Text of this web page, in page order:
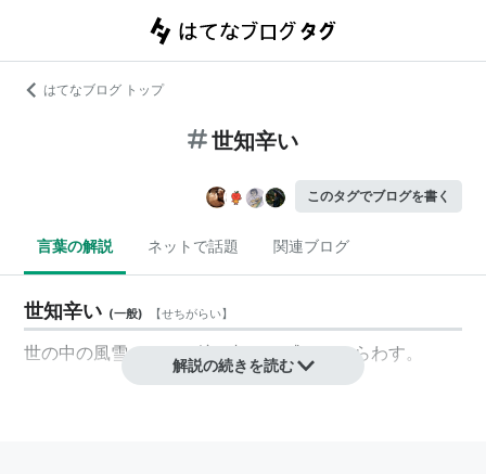
はてなブログ トップ
世知辛い
このタグでブログを書く
言葉の解説 ネットで話題 関連ブログ
世知辛い (一般) 【せちがらい】
世の中の風雪のなかで擦り切れた感じをあらわす。
解説の続きを読む